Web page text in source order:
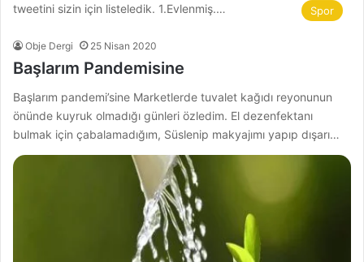
tweetini sizin için listeledik. 1.Evlenmiş.…
Spor
Obje Dergi 25 Nisan 2020
Başlarım Pandemisine
Başlarım pandemi’sine Marketlerde tuvalet kağıdı reyonunun
önünde kuyruk olmadığı günleri özledim. El dezenfektanı
bulmak için çabalamadığım, Süslenip makyajımı yapıp dışarı…